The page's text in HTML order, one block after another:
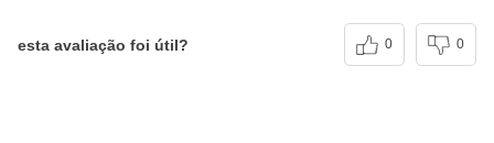
esta avaliação foi útil? 0 0